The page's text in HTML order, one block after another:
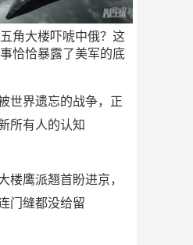
五角大楼吓唬中俄？这
事恰恰暴露了美军的底
世界遗忘的战争，正
所有人的认知
楼鹰派翘首盼进京，
门缝都没给留